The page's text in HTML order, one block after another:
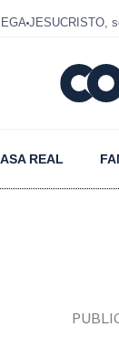
JESUCRISTO,
REAL